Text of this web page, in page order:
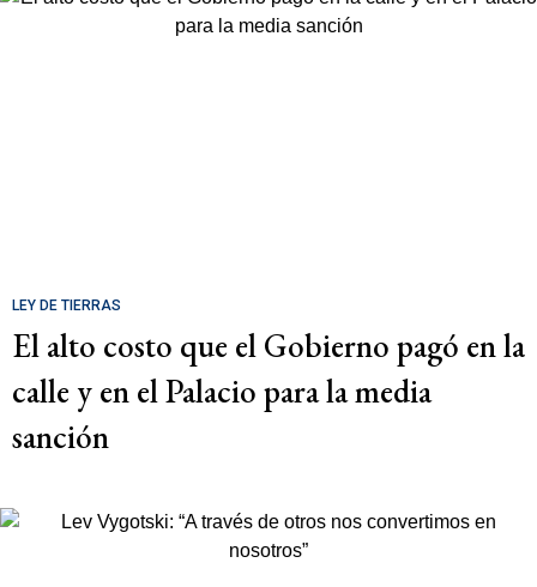
LEY DE TIERRAS
El alto costo que el Gobierno pagó en la
calle y en el Palacio para la media
sanción